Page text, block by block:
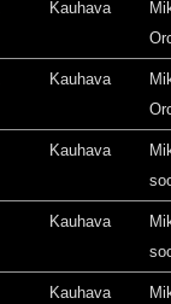
Kauhava
Kauhava
Kauhava
Kauhava
Kauhava